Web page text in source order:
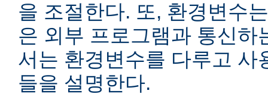
을 조절한다. 또, 환경변수
은 외부 프로그램과 통신하
서는 환경변수를 다루고 사
들을 설명한다.